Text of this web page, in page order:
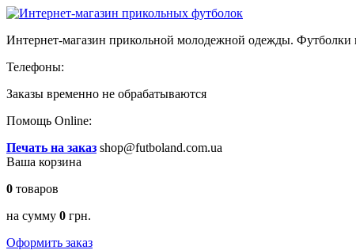
Интернет-магазин прикольной молодежной одежды. Футболки
Телефоны:
Заказы временно не обрабатываются
Помощь Online:
Печать на заказ shop@futboland.com.ua
Ваша корзина
0 товаров
на сумму 0 грн.
Оформить заказ